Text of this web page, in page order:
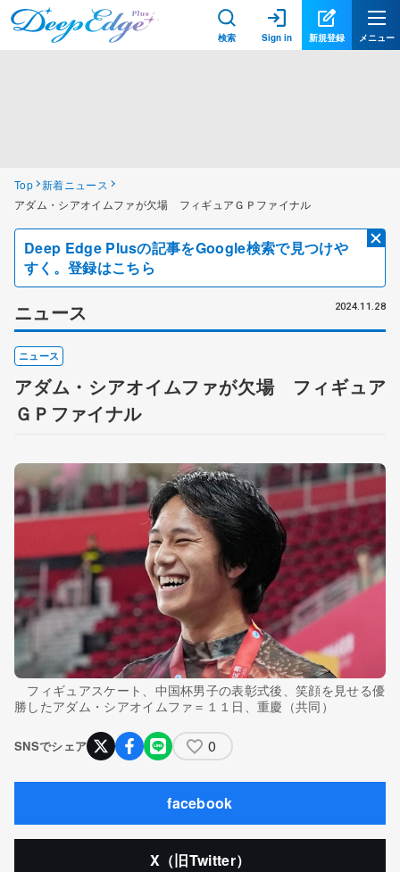
検索 Sign in 新規登録 メニュー
Top 新着ニュース
アダム・シアオイムファが欠場 フィギュアＧＰファイナル
Deep Edge Plusの記事をGoogle検索で見つけや
すく。登録はこちら
ニュース 2024.11.28
ニュース
アダム・シアオイムファが欠場 フィギュア
ＧＰファイナル
フィギュアスケート、中国杯男子の表彰式後、笑顔を見せる優
勝したアダム・シアオイムファ＝１１日、重慶（共同）
SNSでシェア 0
facebook
X（旧Twitter）